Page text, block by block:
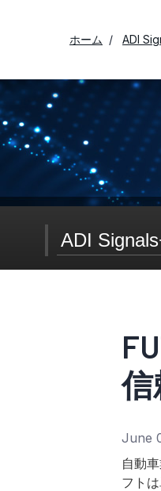
ホーム ADI
ADI
Signals+はコネクティビ
June
自動
フト